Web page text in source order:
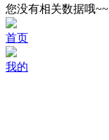
您没有相关数据哦~~
首页
我的